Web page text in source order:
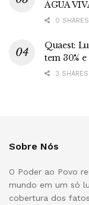
ÁGUA
0 SHARES
Quaest:
tem 30%
3 SHARES
Sobre Nós
O Poder ao Povo
mundo em um só
cobertura dos